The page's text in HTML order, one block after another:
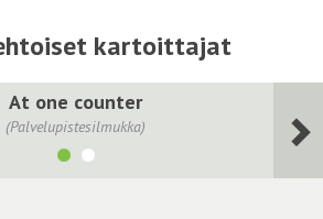
kartoittajat
At one counter
(Palvelupistesilmukka)